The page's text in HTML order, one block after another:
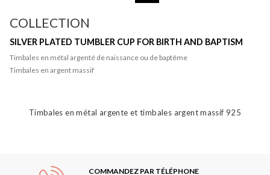
COLLECTION
SILVER PLATED TUMBLER CUP FOR BIRTH AND BAPTISM
Timbales en métal argenté de naissance ou de baptême
Timbales en argent massif
Timbales en métal argente et timbales argent massif 925
COMMANDEZ PAR TÉLÉPHONE